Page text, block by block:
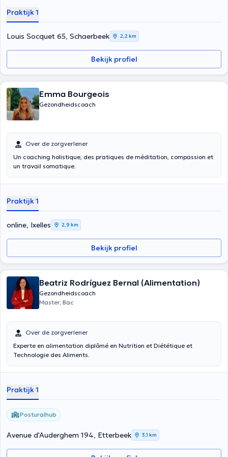
(subcorticale), het zenuwstelsel en de natuurlijke genezende kracht
van het lichaam echt te benutten. Dit alles om diepe en blijvende
somatische technieken zijn gericht op de nieuwste ontwikkelingen in
bied ook groepsontspanningsprogramma's aan
Praktijk 1
Louis Socquet 65, Schaerbeek 2,2 km
Bekijk profiel
Emma Bourgeois
Gezondheidscoach
Over de zorgverlener
Un coaching holistique, des pratiques de méditation, compassion et
un travail somatique.
Praktijk 1
online, Ixelles 2,9 km
Bekijk profiel
Beatriz Rodríguez Bernal (Alimentation)
Gezondheidscoach
Master, Bac
Over de zorgverlener
Experte en alimentation diplômé en Nutrition et Diététique et
Technologie des Aliments.
Praktijk 1
Posturalhub
Avenue d'Auderghem 194, Etterbeek 3,1 km